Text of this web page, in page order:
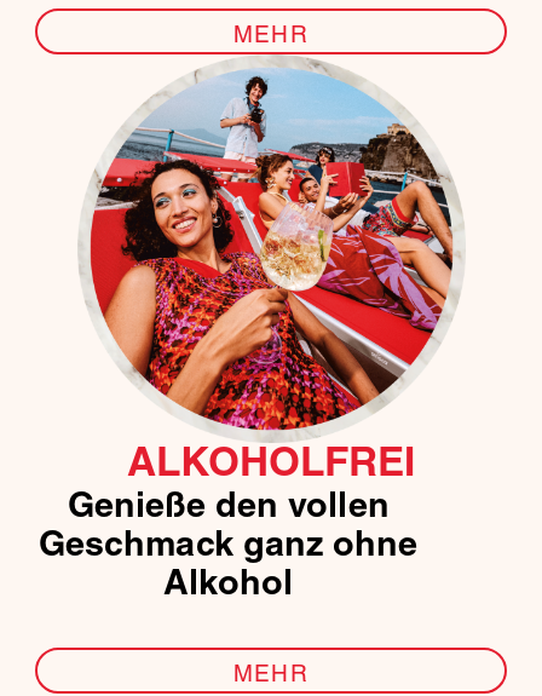
MEHR
ALKOHOLFREI
Genieße den vollen
Geschmack ganz ohne
Alkohol
MEHR